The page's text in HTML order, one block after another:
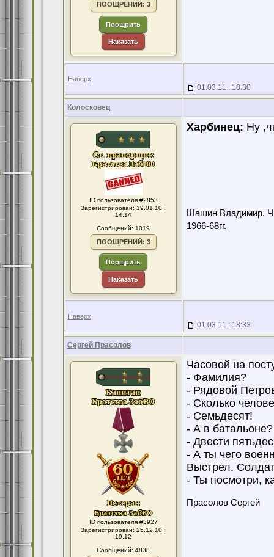
ПООЩРЕНИЙ: 3
Поощрить
Наказать
Наверх
01.03.11 : 18:30
Колосковец
ID пользователя #2853
Зарегистрирован: 19.01.10 :
14:14
Сообщений: 1019
ПООЩРЕНИЙ: 3
Поощрить
Наказать
Харбинец: Ну
Шашин Владимир,
1966-68гг.
Наверх
01.03.11 : 18:33
Сергей Прасолов
ID пользователя #3927
Зарегистрирован: 25.12.10 :
19:12
Сообщений: 4838
Часовой на
- Фамилия?
- Рядовой
- Сколько
- Семьдесят!
- А в батальоне?
- Двести
- А ты чего
Выстрел.
- Ты посмотри,
Прасолов Сергей